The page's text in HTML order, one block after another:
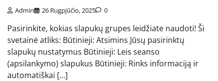
Admin 26 Rugpjūčio, 2025 0
Pasirinkite, kokias slapukų grupes leidžiate naudoti! Ši
svetainė atliks: Būtinieji: Atsimins Jūsų pasirinktų
slapukų nustatymus Būtinieji: Leis seanso
(apsilankymo) slapukus Būtinieji: Rinks informaciją ir
automatiškai […]